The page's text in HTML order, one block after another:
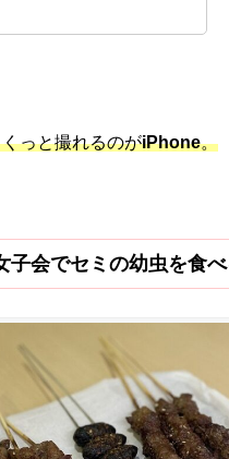
っと撮れるのがiPhone。
子会でセミの幼虫を食